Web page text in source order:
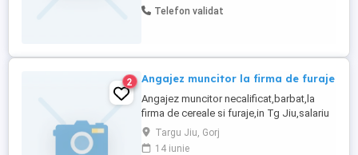
intretinere curte interioara, experienta
Telefon validat
2 Angajez muncitor la firma de furaje
Angajez muncitor necalificat,barbat,la
firma de cereale si furaje,in Tg Jiu,salariu
atractiv,mai multe detalii la telefon
Targu Jiu, Gorj
14 iunie